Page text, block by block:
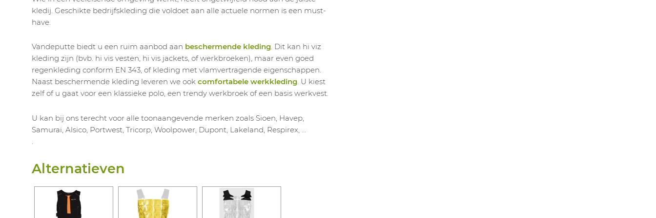
kledij. Geschikte bedrijfskleding die voldoet aan alle actuele normen is een must-
have.
Vandeputte biedt u een ruim aanbod aan beschermende kleding. Dit kan hi viz
kleding zijn (bvb. hi vis vesten, hi vis jackets, of werkbroeken), maar even goed
regenkleding conform EN 343, of kleding met vlamvertragende eigenschappen.
Naast beschermende kleding leveren we ook comfortabele werkkleding. U kiest
zelf of u gaat voor een klassieke polo, een trendy werkbroek of een basis werkvest.
U kan bij ons terecht voor alle toonaangevende merken zoals Sioen, Havep,
Samurai, Alsico, Portwest, Tricorp, Woolpower, Dupont, Lakeland, Respirex, …
Alternatieven